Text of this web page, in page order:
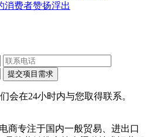
消费者赞扬浮出
会在24小时内与您取得联系。
商专注于国内一般贸易、进出口